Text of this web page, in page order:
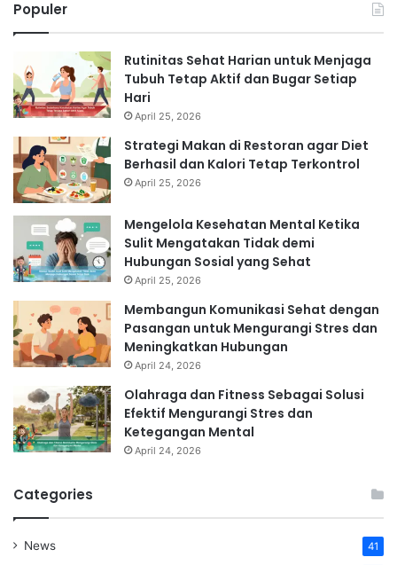
Populer
Rutinitas Sehat Harian untuk Menjaga
Tubuh Tetap Aktif dan Bugar Setiap
Hari
April 25, 2026
Strategi Makan di Restoran agar Diet
Berhasil dan Kalori Tetap Terkontrol
April 25, 2026
Mengelola Kesehatan Mental Ketika
Sulit Mengatakan Tidak demi
Hubungan Sosial yang Sehat
April 25, 2026
Membangun Komunikasi Sehat dengan
Pasangan untuk Mengurangi Stres dan
Meningkatkan Hubungan
April 24, 2026
Olahraga dan Fitness Sebagai Solusi
Efektif Mengurangi Stres dan
Ketegangan Mental
April 24, 2026
Categories
News 41